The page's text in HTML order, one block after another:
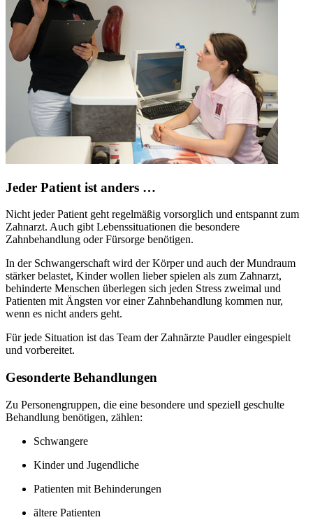
Jeder Patient ist anders …
Nicht jeder Patient geht regelmäßig vorsorglich und entspannt zum
Zahnarzt. Auch gibt Lebenssituationen die besondere
Zahnbehandlung oder Fürsorge benötigen.
In der Schwangerschaft wird der Körper und auch der Mundraum
stärker belastet, Kinder wollen lieber spielen als zum Zahnarzt,
behinderte Menschen überlegen sich jeden Stress zweimal und
Patienten mit Ängsten vor einer Zahnbehandlung kommen nur,
wenn es nicht anders geht.
Für jede Situation ist das Team der Zahnärzte Paudler eingespielt
und vorbereitet.
Gesonderte Behandlungen
Zu Personengruppen, die eine besondere und speziell geschulte
Behandlung benötigen, zählen:
Schwangere
Kinder und Jugendliche
Patienten mit Behinderungen
ältere Patienten